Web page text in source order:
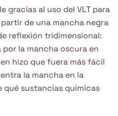
gracias al uso del VLT para
de una mancha negra
reflexión tridimensional:
la mancha oscura en
hizo que fuera más fácil
la mancha en la
qué sustancias químicas